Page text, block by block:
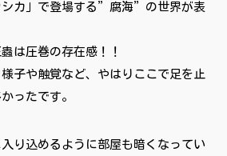
シカ」で登場する”腐海”の世界が表
は圧巻の存在感！！
子や触覚など、やはりここで足を止
ったです。
り込めるように部屋も暗くなってい